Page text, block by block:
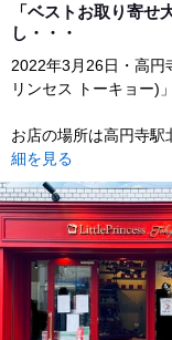
「ベストお取り寄せ
し・・・
2022年3月26日・高円
リンセス トーキョー)
お店の場所は高円寺駅
細を見る